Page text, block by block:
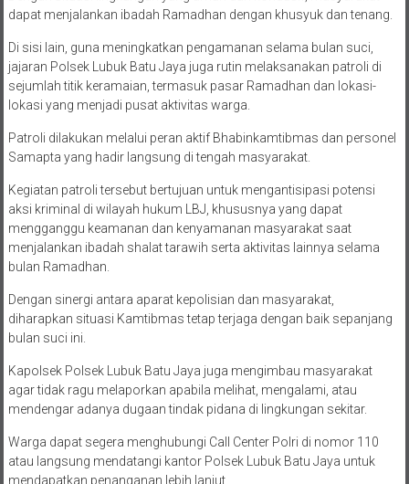
jajaran Polsek Lubuk Batu Jaya juga rutin melaksanakan patroli di
sejumlah titik keramaian, termasuk pasar Ramadhan dan lokasi-
lokasi yang menjadi pusat aktivitas warga.
Samapta yang hadir langsung di tengah masyarakat.
aksi kriminal di wilayah hukum LBJ, khususnya yang dapat
mengganggu keamanan dan kenyamanan masyarakat saat
menjalankan ibadah shalat tarawih serta aktivitas lainnya selama
bulan Ramadhan.
diharapkan situasi Kamtibmas tetap terjaga dengan baik sepanjang
bulan suci ini.
agar tidak ragu melaporkan apabila melihat, mengalami, atau
mendengar adanya dugaan tindak pidana di lingkungan sekitar.
atau langsung mendatangi kantor Polsek Lubuk Batu Jaya untuk
mendapatkan penanganan lebih lanjut.